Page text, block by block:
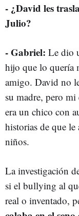
- ¿David les
Julio?
- Gabriel: Le dio
hijo que lo quería
amigo. David no
su madre, pero
era un chico con
historias de que le
niños.
La investigación
si el bullying al
real o inventado,